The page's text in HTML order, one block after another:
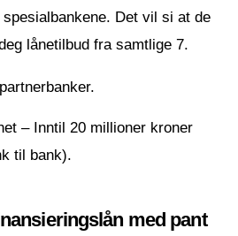
Det vil si at de
lånetilbud fra samtlige 7.
– Inntil 20 millioner kroner
til bank).
med pant